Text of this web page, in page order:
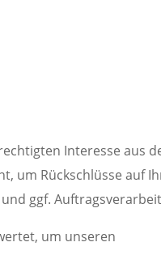
Interesse aus
um Rückschlüsse auf
ggf.
um unseren